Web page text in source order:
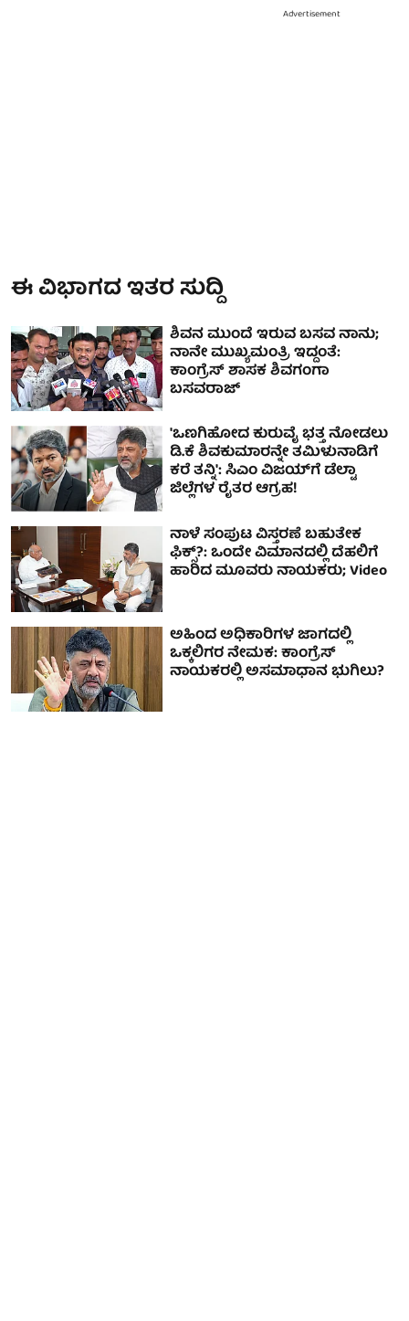
Advertisement
ಈ ವಿಭಾಗದ ಇತರ ಸುದ್ದಿ
ಶಿವನ ಮುಂದೆ ಇರುವ ಬಸವ ನಾನು;
ನಾನೇ ಮುಖ್ಯಮಂತ್ರಿ ಇದ್ದಂತೆ:
ಕಾಂಗ್ರೆಸ್ ಶಾಸಕ ಶಿವಗಂಗಾ
ಬಸವರಾಜ್
'ಒಣಗಿಹೋದ ಕುರುವೈ ಭತ್ತ ನೋಡಲು
ಡಿ.ಕೆ ಶಿವಕುಮಾರನ್ನೇ ತಮಿಳುನಾಡಿಗೆ
ಕರೆ ತನ್ನಿ': ಸಿಎಂ ವಿಜಯ್‌ಗೆ ಡೆಲ್ಟಾ
ಜಿಲ್ಲೆಗಳ ರೈತರ ಆಗ್ರಹ!
ನಾಳೆ ಸಂಪುಟ ವಿಸ್ತರಣೆ ಬಹುತೇಕ
ಫಿಕ್ಸ್?: ಒಂದೇ ವಿಮಾನದಲ್ಲಿ ದೆಹಲಿಗೆ
ಹಾರಿದ ಮೂವರು ನಾಯಕರು; Video
ಅಹಿಂದ ಅಧಿಕಾರಿಗಳ ಜಾಗದಲ್ಲಿ
ಒಕ್ಕಲಿಗರ ನೇಮಕ: ಕಾಂಗ್ರೆಸ್
ನಾಯಕರಲ್ಲಿ ಅಸಮಾಧಾನ ಭುಗಿಲು?